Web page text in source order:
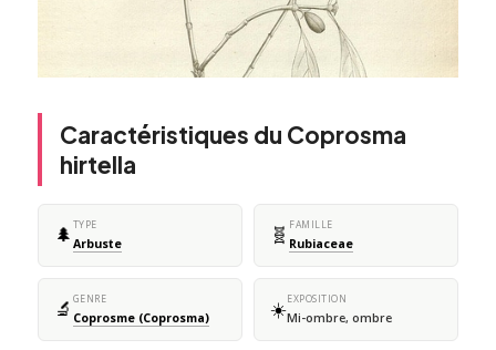
Caractéristiques du Coprosma
hirtella
🌲 TYPE
Arbuste 🧬 FAMILLE
Rubiaceae
🔬 GENRE
Coprosme (Coprosma) ☀️EXPOSITION
Mi-ombre, ombre